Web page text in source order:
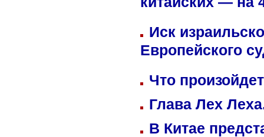
китайских — на
Иск
Европейского
Что
Глава Лех
В Китае